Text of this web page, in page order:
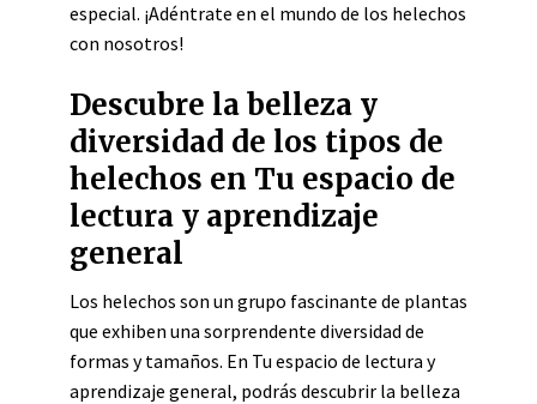
especial. ¡Adéntrate en el mundo de los helechos
con nosotros!
Descubre la belleza y
diversidad de los tipos de
helechos en Tu espacio de
lectura y aprendizaje
general
Los helechos son un grupo fascinante de plantas
que exhiben una sorprendente diversidad de
formas y tamaños. En Tu espacio de lectura y
aprendizaje general, podrás descubrir la belleza